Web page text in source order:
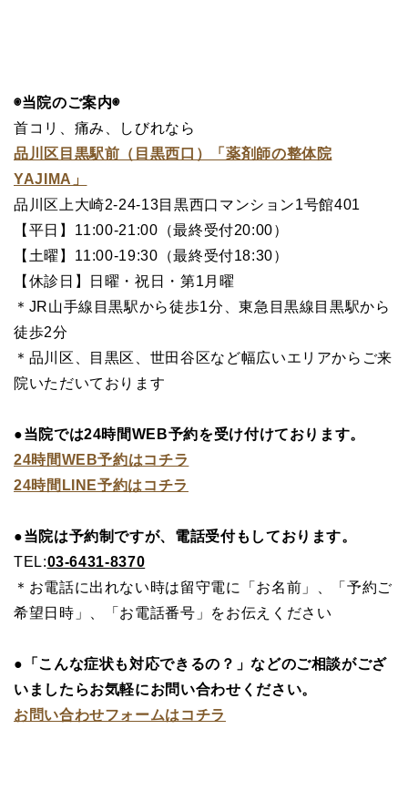
◉当院のご案内◉
首コリ、痛み、しびれなら
品川区目黒駅前（目黒西口）「薬剤師の整体院
YAJIMA」
品川区上大崎2-24-13目黒西口マンション1号館401
【平日】11:00-21:00（最終受付20:00）
【土曜】11:00-19:30（最終受付18:30）
【休診日】日曜・祝日・第1月曜
＊JR山手線目黒駅から徒歩1分、東急目黒線目黒駅から
徒歩2分
＊品川区、目黒区、世田谷区など幅広いエリアからご来
院いただいております
●当院では24時間WEB予約を受け付けております。
24時間WEB予約はコチラ
24時間LINE予約はコチラ
●当院は予約制ですが、電話受付もしております。
TEL:03-6431-8370
＊お電話に出れない時は留守電に「お名前」、「予約ご
希望日時」、「お電話番号」をお伝えください
●「こんな症状も対応できるの？」などのご相談がござ
いましたらお気軽にお問い合わせください。
お問い合わせフォームはコチラ